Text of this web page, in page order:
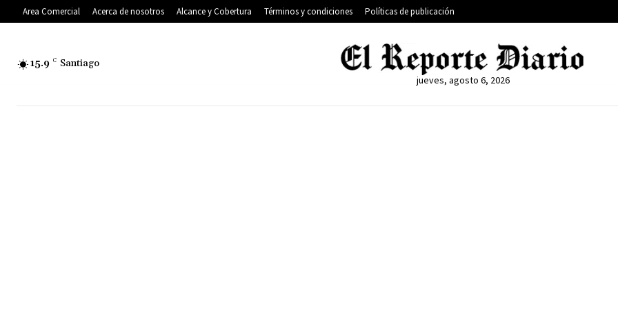
Area Comercial Acerca de nosotros Alcance y Cobertura Términos y condiciones Políticas de publicación
15.9 C Santiago
jueves, agosto 6, 2026